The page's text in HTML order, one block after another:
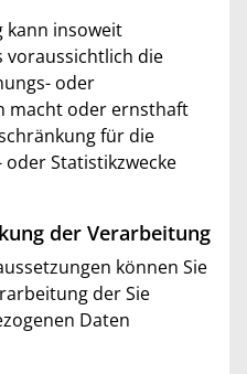
kann insoweit
voraussichtlich die
oder
macht oder ernsthaft
für die
Statistikzwecke
der Verarbeitung
können Sie
der Sie
Daten